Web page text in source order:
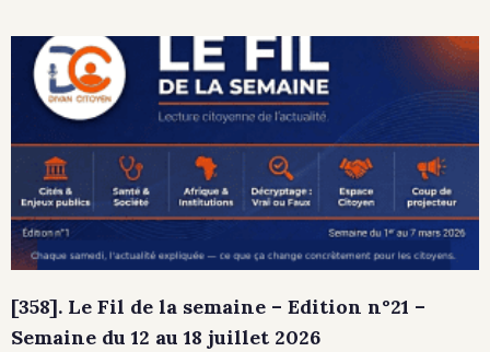
[358]. Le Fil de la semaine – Edition n°21 –
Semaine du 12 au 18 juillet 2026